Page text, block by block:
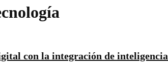
con la integración de